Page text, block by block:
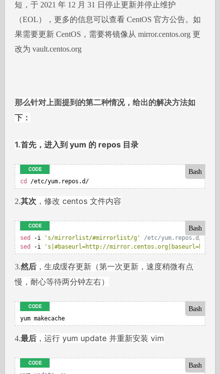
短，于 2021 年 12 月 31 日停止更新并停止维护
（EOL），更多的信息可以查看 CentOS 官方公告。如
果需要更新 CentOS，需要将镜像从 mirror.centos.org 更
改为 vault.centos.org
那么针对上面提到的第二种情况，给出的解决方法如
下：
1.首先 ，进入到 yum 的 repos 目录
Bash
cd /etc/yum.repos.d/
2.其次 ，修改 centos 文件内容
Bash
sed -i 's/mirrorlist/#mirrorlist/g'
/etc/yum.repos.d/
sed
-i 's #baseurl=http://
3.然后 ，生成缓存更新（第一次更新，速度稍微有点
慢，耐心等待两分钟左右）
Bash
yum makecache
4.最后 ，运行 yum update 并重新安装 vim
Bash